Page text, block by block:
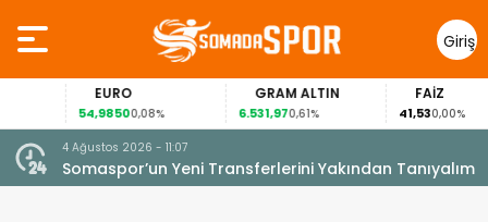
Giriş
Yap
EURO
54,98500,08%
GRAM ALTIN
6.531,970,61%
FAİZ
41,530,00%
4 Ağustos 2026 - 11:07
Somaspor’un Yeni Transferlerini Yakından Tanıyalım